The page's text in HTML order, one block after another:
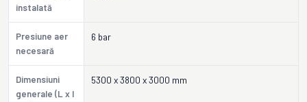
instalată
Presiune aer
necesară
6 bar
Dimensiuni
generale (L x l
5300 x 3800 x 3000 mm